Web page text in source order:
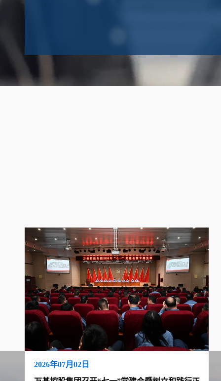
2026年07月02日